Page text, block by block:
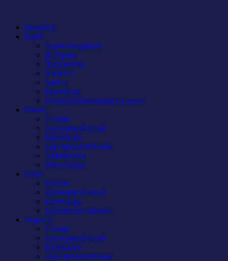
Новости
Клуб
Администрация
История
Документы
Закупки
Арена
Контакты
Правила поведения на арене
Сокол
Состав
Тренерский штаб
Календарь
Турнирная таблица
Атрибутика
Фан-сектор
Рыси
Состав
Тренерский штаб
Календарь
Турнирная таблица
Бирюса
Состав
Тренерский штаб
Календарь
Турнирная таблица